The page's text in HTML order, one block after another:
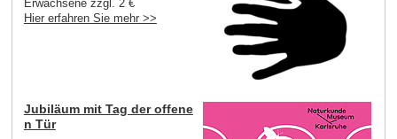
Erwachsene zzgl. 2 €
Hier erfahren Sie mehr >>
Jubiläum mit Tag der offene
n Tür